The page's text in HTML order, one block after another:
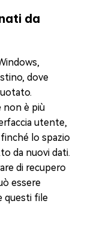
da
dove
non è più
utente,
lo spazio
da nuovi dati.
di recupero
essere
questi file